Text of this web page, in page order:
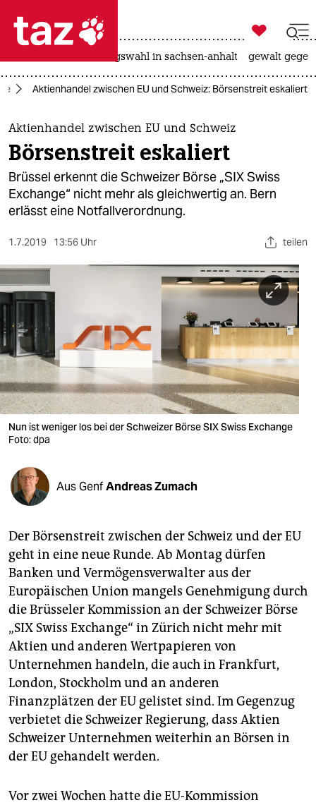
 taz zahl ich
taz zahl ich
themen
politik
öko
sport
berlin
nord
wahrheit
verlag
verlag
veranstaltungen
shop
unterstützen
abo
genossenschaft
epaper login

taz zahl ich
landtagswahl in sachsen-anhalt gewalt
Aktienhandel zwischen EU und Schweiz: Börsenstreit eskaliert
Aktienhandel zwischen EU und Schweiz
Börsenstreit eskaliert
Brüssel erkennt die Schweizer Börse „SIX Swiss
Exchange“ nicht mehr als gleichwertig an. Bern
erlässt eine Notfallverordnung.
1.7.2019 13:56 Uhr teilen
Nun ist weniger los bei der Schweizer Börse SIX Swiss Exchange
Foto: dpa
Aus GenfAndreas Zumach
Der Börsenstreit zwischen der Schweiz und der EU
geht in eine neue Runde. Ab Montag dürfen
Banken und Vermögensverwalter aus der
Europäischen Union mangels Genehmigung durch
die Brüsseler Kommission an der Schweizer Börse
„SIX Swiss Exchange“ in Zürich nicht mehr mit
Aktien und anderen Wertpapieren von
Unternehmen handeln, die auch in Frankfurt,
London, Stockholm und an anderen
Finanzplätzen der EU gelistet sind. Im Gegenzug
verbietet die Schweizer Regierung, dass Aktien
Schweizer Unternehmen weiterhin an Börsen in
der EU gehandelt werden.
Vor zwei Wochen hatte die EU-Kommission